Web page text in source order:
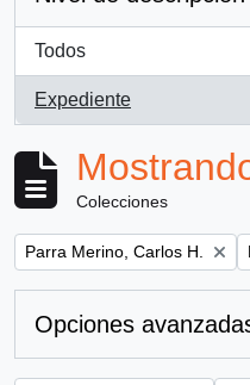
Todos
Expediente
, 1 resultados
Colecciones
Remove filter:
Parra Merino, Carlos H.
Opciones